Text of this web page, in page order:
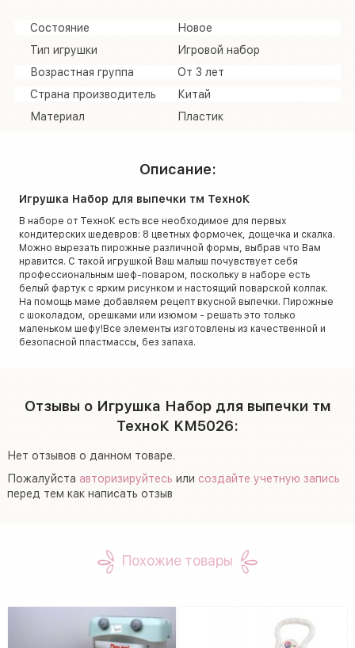
Состояние
Новое
Тип игрушки
Игровой набор
Возрастная группа
От 3 лет
Страна производитель
Китай
Материал
Пластик
Описание:
Игрушка Набор для выпечки тм ТехноК
В наборе от ТехноК есть все необходимое для первых
кондитерских шедевров: 8 цветных формочек, дощечка и скалка.
Можно вырезать пирожные различной формы, выбрав что Вам
нравится. С такой игрушкой Ваш малыш почувствует себя
профессиональным шеф-поваром, поскольку в наборе есть
белый фартук с ярким рисунком и настоящий поварской колпак.
На помощь маме добавляем рецепт вкусной выпечки. Пирожные
с шоколадом, орешками или изюмом - решать это только
маленьком шефу!Все элементы изготовлены из качественной и
безопасной пластмассы, без запаха.
Отзывы о Игрушка Набор для выпечки тм
ТехноК KM5026:
Нет отзывов о данном товаре.
Пожалуйста авторизируйтесь или создайте учетную запись
перед тем как написать отзыв
Похожие товары